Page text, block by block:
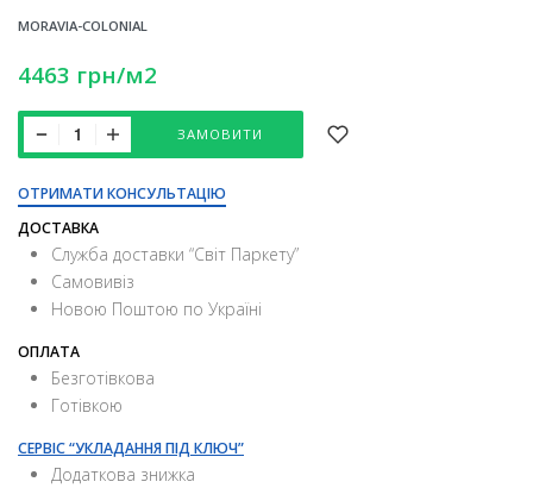
MORAVIA-COLONIAL
4463 грн/м2
ЗАМОВИТИ
ОТРИМАТИ КОНСУЛЬТАЦІЮ
ДОСТАВКА
Служба доставки “Свiт Паркету”
Самовивіз
Новою Поштою по Україні
ОПЛАТА
Безготівкова
Готівкою
СЕРВІС “УКЛАДАННЯ ПІД КЛЮЧ”
Додаткова знижка